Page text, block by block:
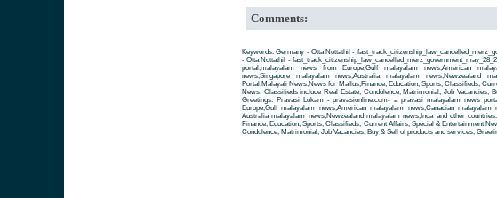
Comments:
Keywords: Germany - Otta Nottathil -
- Otta Nottathil -
portal,malayalam news from Europe,Gulf malayalam news,American
news,Singapore malayalam news,Australia malayalam news,Newzealand
Portal,Malayali News,News for Mallus,Finance, Education, Sports, Classifieds,
News. Classifieds include Real Estate, Condolence, Matrimonial, Job Vacancies,
Greetings. Pravasi Lokam - pravasionline.com- a pravasi malayalam news
Europe,Gulf malayalam news,American malayalam news,Canadian malayalam
Australia malayalam news,Newzealand malayalam news,Inda and other
Finance, Education, Sports, Classifieds, Current Affairs, Special & Entertainment
Condolence, Matrimonial, Job Vacancies, Buy & Sell of products and services,